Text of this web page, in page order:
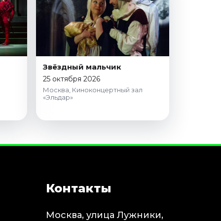
Звёздный мальчик
25 октября 2026
Москва, Киноконцертный зал
«Эльдар»
Контакты
Москва, улица Лужники,